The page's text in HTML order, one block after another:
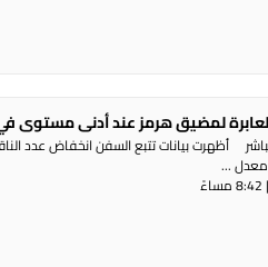
العابرة لمضيق هرمز عند أدنى مستوى
أظهرت بيانات تتبع السفن انخفاض عدد
...